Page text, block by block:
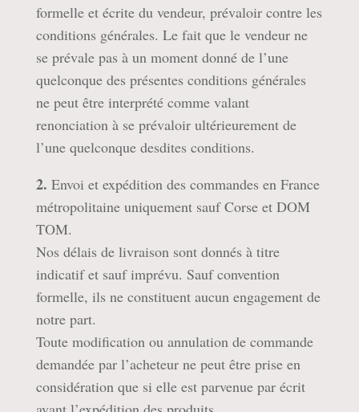
formelle et écrite du vendeur, prévaloir contre les
conditions générales. Le fait que le vendeur ne
se prévale pas à un moment donné de l’une
quelconque des présentes conditions générales
ne peut être interprété comme valant
renonciation à se prévaloir ultérieurement de
l’une quelconque desdites conditions.
2. Envoi et expédition des commandes en France
métropolitaine uniquement sauf Corse et DOM
TOM.
Nos délais de livraison sont donnés à titre
indicatif et sauf imprévu. Sauf convention
formelle, ils ne constituent aucun engagement de
notre part.
Toute modification ou annulation de commande
demandée par l’acheteur ne peut être prise en
considération que si elle est parvenue par écrit